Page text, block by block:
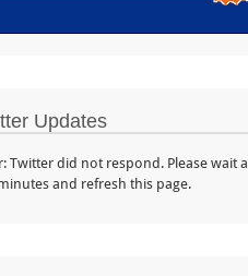
Updates
Twitter did not respond. Please wait a
and refresh this page.